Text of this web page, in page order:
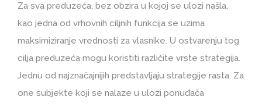
Za sva preduzeća, bez obzira u kojoj se ulozi našla,
kao jedna od vrhovnih ciljnih funkcija se uzima
maksimiziranje vrednosti za vlasnike. U ostvarenju tog
cilja preduzeća mogu koristiti različite vrste strategija.
Jednu od najznačajnijih predstavljaju strategije rasta. Za
one subjekte koji se nalaze u ulozi ponuđača